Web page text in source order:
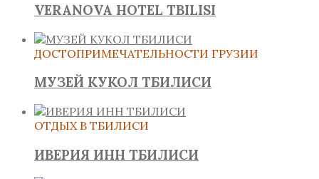
VERANOVA HOTEL TBILISI
ДОСТОПРИМЕЧАТЕЛЬНОСТИ ГРУЗИИ
МУЗЕЙ КУКОЛ ТБИЛИСИ
ОТДЫХ В ТБИЛИСИ
ИВЕРИЯ ИНН ТБИЛИСИ